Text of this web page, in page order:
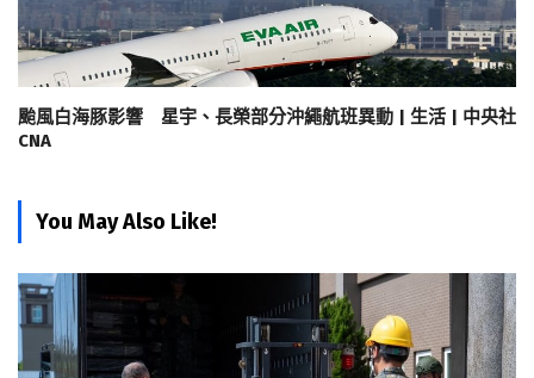
颱風白海豚影響 星宇、長榮部分沖繩航班異動 | 生活 | 中央社
CNA
You May Also Like!